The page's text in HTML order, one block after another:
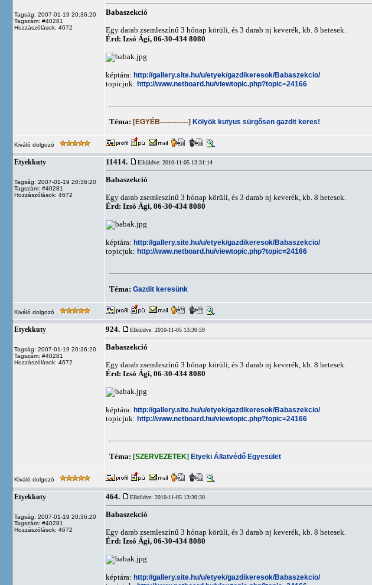
Tagság: 2007-01-19 20:36:20
Tagszám: #40281
Hozzászólások: 4672
Babaszekció
Egy darab zsemleszínű 3 hónap körüli, és 3 darab nj keverék, kb. 8 hetesek.
Érd: Izsó Ági, 06-30-434 8080
képtára: http://gallery.site.hu/u/etyek/gazdikeresok/Babaszekcio/
topicjuk: http://www.netboard.hu/viewtopic.php?topic=24166
Téma: [EGYÉB------------] Kölyök kutyus sürgősen gazdit keres!
Kiváló dolgozó
Etyekkuty
Tagság: 2007-01-19 20:36:20
Tagszám: #40281
Hozzászólások: 4672
11414. Elküldve: 2010-11-05 13:31:14
Babaszekció
Egy darab zsemleszínű 3 hónap körüli, és 3 darab nj keverék, kb. 8 hetesek.
Érd: Izsó Ági, 06-30-434 8080
képtára: http://gallery.site.hu/u/etyek/gazdikeresok/Babaszekcio/
topicjuk: http://www.netboard.hu/viewtopic.php?topic=24166
Téma: Gazdit keresünk
Kiváló dolgozó
Etyekkuty
Tagság: 2007-01-19 20:36:20
Tagszám: #40281
Hozzászólások: 4672
924. Elküldve: 2010-11-05 13:30:59
Babaszekció
Egy darab zsemleszínű 3 hónap körüli, és 3 darab nj keverék, kb. 8 hetesek.
Érd: Izsó Ági, 06-30-434 8080
képtára: http://gallery.site.hu/u/etyek/gazdikeresok/Babaszekcio/
topicjuk: http://www.netboard.hu/viewtopic.php?topic=24166
Téma: [SZERVEZETEK] Etyeki Állatvédő Egyesület
Kiváló dolgozó
Etyekkuty
Tagság: 2007-01-19 20:36:20
Tagszám: #40281
Hozzászólások: 4672
464. Elküldve: 2010-11-05 13:30:30
Babaszekció
Egy darab zsemleszínű 3 hónap körüli, és 3 darab nj keverék, kb. 8 hetesek.
Érd: Izsó Ági, 06-30-434 8080
képtára: http://gallery.site.hu/u/etyek/gazdikeresok/Babaszekcio/